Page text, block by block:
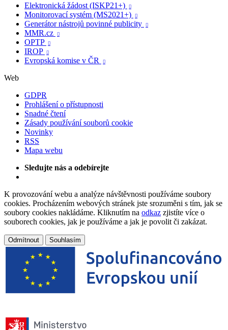
Elektronická žádost (ISKP21+)

Monitorovací systém (MS2021+) 
Generátor nástrojů povinné publicity 
MMR.cz 
OPTP 
IROP 
Evropská komise v ČR 
Web
GDPR
Prohlášení o přístupnosti
Snadné čtení
Zásady používání souborů cookie
Novinky
RSS
Mapa webu
Sledujte nás a odebírejte
K provozování webu a analýze návštěvnosti používáme soubory
cookies. Procházením webových stránek jste srozuměni s tím, jak se
soubory cookies nakládáme. Kliknutím na odkaz zjistíte více o
souborech cookies, jak je používáme a jak je povolit či zakázat.
Odmítnout Souhlasím